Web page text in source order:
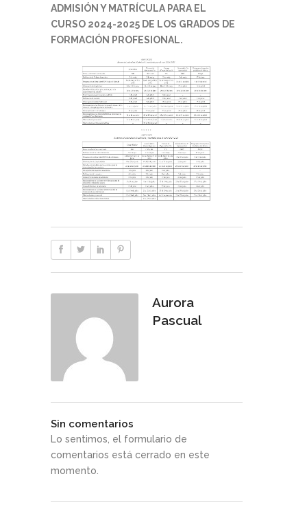
ADMISIÓN Y MATRÍCULA PARA EL
CURSO 2024-2025 DE LOS GRADOS DE
FORMACIÓN PROFESIONAL.
Aurora
Pascual
Sin comentarios
Lo sentimos, el formulario de
comentarios está cerrado en este
momento.